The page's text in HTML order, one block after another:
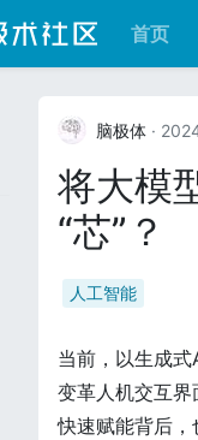
首页
脑极体 ·
将大模
“芯”？
人工智能
当前，以生成
变革人机交互
快速赋能背后